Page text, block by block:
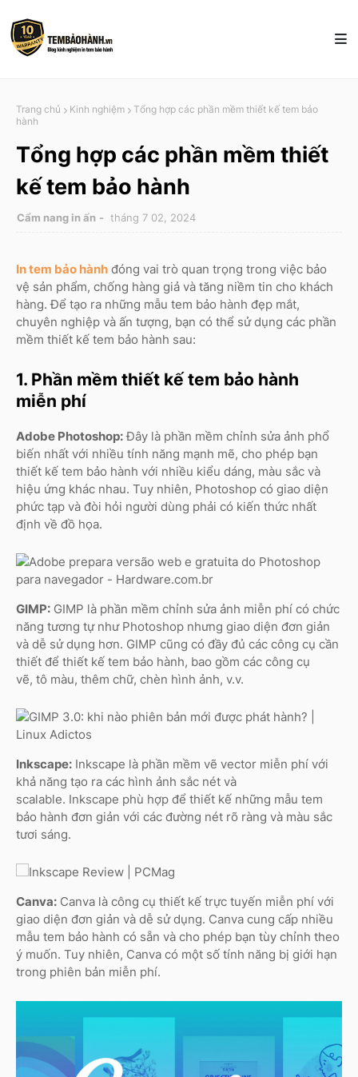
Trang chủ Kinh nghiệm
Tổng hợp các phần mềm thiết kế tem bảo
hành
Tổng hợp các phần mềm thiết
kế tem bảo hành
Cẩm nang in ấn tháng 7 02, 2024
In tem bảo hành đóng vai trò quan trọng trong việc bảo
vệ sản phẩm, chống hàng giả và tăng niềm tin cho khách
hàng. Để tạo ra những mẫu tem bảo hành đẹp mắt,
chuyên nghiệp và ấn tượng, bạn có thể sử dụng các phần
mềm thiết kế tem bảo hành sau:
1. Phần mềm thiết kế tem bảo hành
miễn phí
Adobe Photoshop:Đây là phần mềm chỉnh sửa ảnh phổ
biến nhất với nhiều tính năng mạnh mẽ, cho phép bạn
thiết kế tem bảo hành với nhiều kiểu dáng, màu sắc và
hiệu ứng khác nhau. Tuy nhiên, Photoshop có giao diện
phức tạp và đòi hỏi người dùng phải có kiến thức nhất
định về đồ họa.
GIMP: GIMP là phần mềm chỉnh sửa ảnh miễn phí có chức
năng tương tự như Photoshop nhưng giao diện đơn giản
và dễ sử dụng hơn. GIMP cũng có đầy đủ các công cụ cần
thiết để thiết kế tem bảo hành, bao gồm các công cụ
vẽ, tô màu, thêm chữ, chèn hình ảnh, v.v.
Inkscape: Inkscape là phần mềm vẽ vector miễn phí với
khả năng tạo ra các hình ảnh sắc nét và
scalable. Inkscape phù hợp để thiết kế những mẫu tem
bảo hành đơn giản với các đường nét rõ ràng và màu sắc
tươi sáng.
Canva: Canva là công cụ thiết kế trực tuyến miễn phí với
giao diện đơn giản và dễ sử dụng. Canva cung cấp nhiều
mẫu tem bảo hành có sẵn và cho phép bạn tùy chỉnh theo
ý muốn. Tuy nhiên, Canva có một số tính năng bị giới hạn
trong phiên bản miễn phí.